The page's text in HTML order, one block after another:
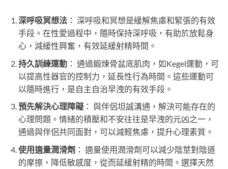
深呼吸冥想法： 深呼吸和冥想是緩解焦慮和緊張的有效
手段。在性愛過程中，隨時保持深呼吸，有助於放鬆身
心，減緩性興奮，有效延緩射精時間。
持久訓練運動： 通過鍛煉骨盆底肌肉，如Kegel運動，可
以提高性器官的控制力，延長性行為時間。這些運動可
以隨時進行，是自主自治早洩的有效手段。
預先解決心理障礙： 與伴侶坦誠溝通，解決可能存在的
心理問題。情緒的積壓和不安往往是早洩的元凶之一，
通過與伴侶共同面對，可以減輕焦慮，提升心理素質。
使用適量潤滑劑 ： 適量使用潤滑劑可以減少陰莖對陰道
的摩擦，降低敏感度，從而延緩射精的時間。選擇天然